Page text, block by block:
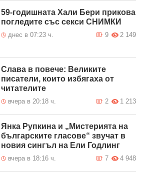
59-годишната Хали Бери прикова
погледите със секси СНИМКИ
днес в 07:23 ч. 2 149
9
Слава в повече: Великите
писатели, които избягаха от
читателите
вчера в 20:18 ч. 1 213
2
Янка Рупкина и „Мистерията на
българските гласове“ звучат в
новия сингъл на Ели Годлинг
вчера в 18:16 ч. 4 948
7